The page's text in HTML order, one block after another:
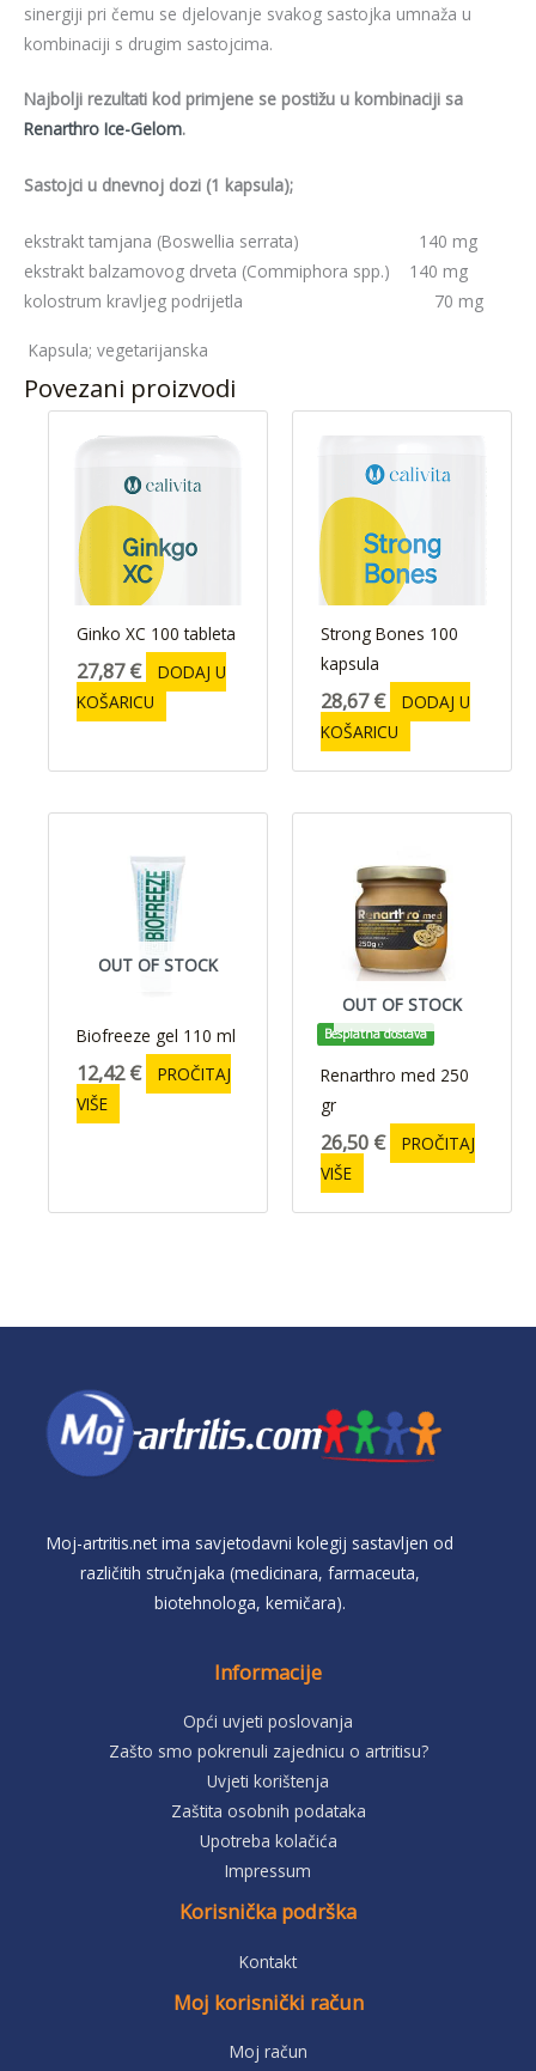
sinergiji pri čemu se djelovanje svakog sastojka umnaža u
kombinaciji s drugim sastojcima.
Najbolji rezultati kod primjene se postižu u kombinaciji sa
Renarthro Ice-Gelom.
Sastojci u dnevnoj dozi (1 kapsula);
ekstrakt tamjana (Boswellia serrata) 140 mg
ekstrakt balzamovog drveta (Commiphora spp.) 140 mg
kolostrum kravljeg podrijetla 70 mg
Kapsula; vegetarijanska
Povezani proizvodi
Ginko XC 100 tableta
27,87€
DODAJ U
KOŠARICU
Strong Bones 100
kapsula
28,67€
DODAJ U
KOŠARICU
OUT OF STOCK
Biofreeze gel 110 ml
12,42€
PROČITAJ
VIŠE
Besplatna dostava
OUT OF STOCK
Renarthro med 250
gr
26,50 €
PROČITAJ
VIŠE
Moj-artritis.net ima savjetodavni kolegij sastavljen od
različitih stručnjaka (medicinara, farmaceuta,
biotehnologa, kemičara).
Informacije
Opći uvjeti poslovanja
Zašto smo pokrenuli zajednicu o artritisu?
Uvjeti korištenja
Zaštita osobnih podataka
Upotreba kolačića
Impressum
Korisnička podrška
Kontakt
Moj korisnički račun
Moj račun